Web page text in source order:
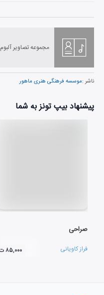
مجموعه تصاویر آلبوم
ناشر :موسسه فرهنگی هنری ماهور
پیشنهاد بیپ تونز به شما
صراحی
فراز کاویانی ۸۵,۰۰۰ ت